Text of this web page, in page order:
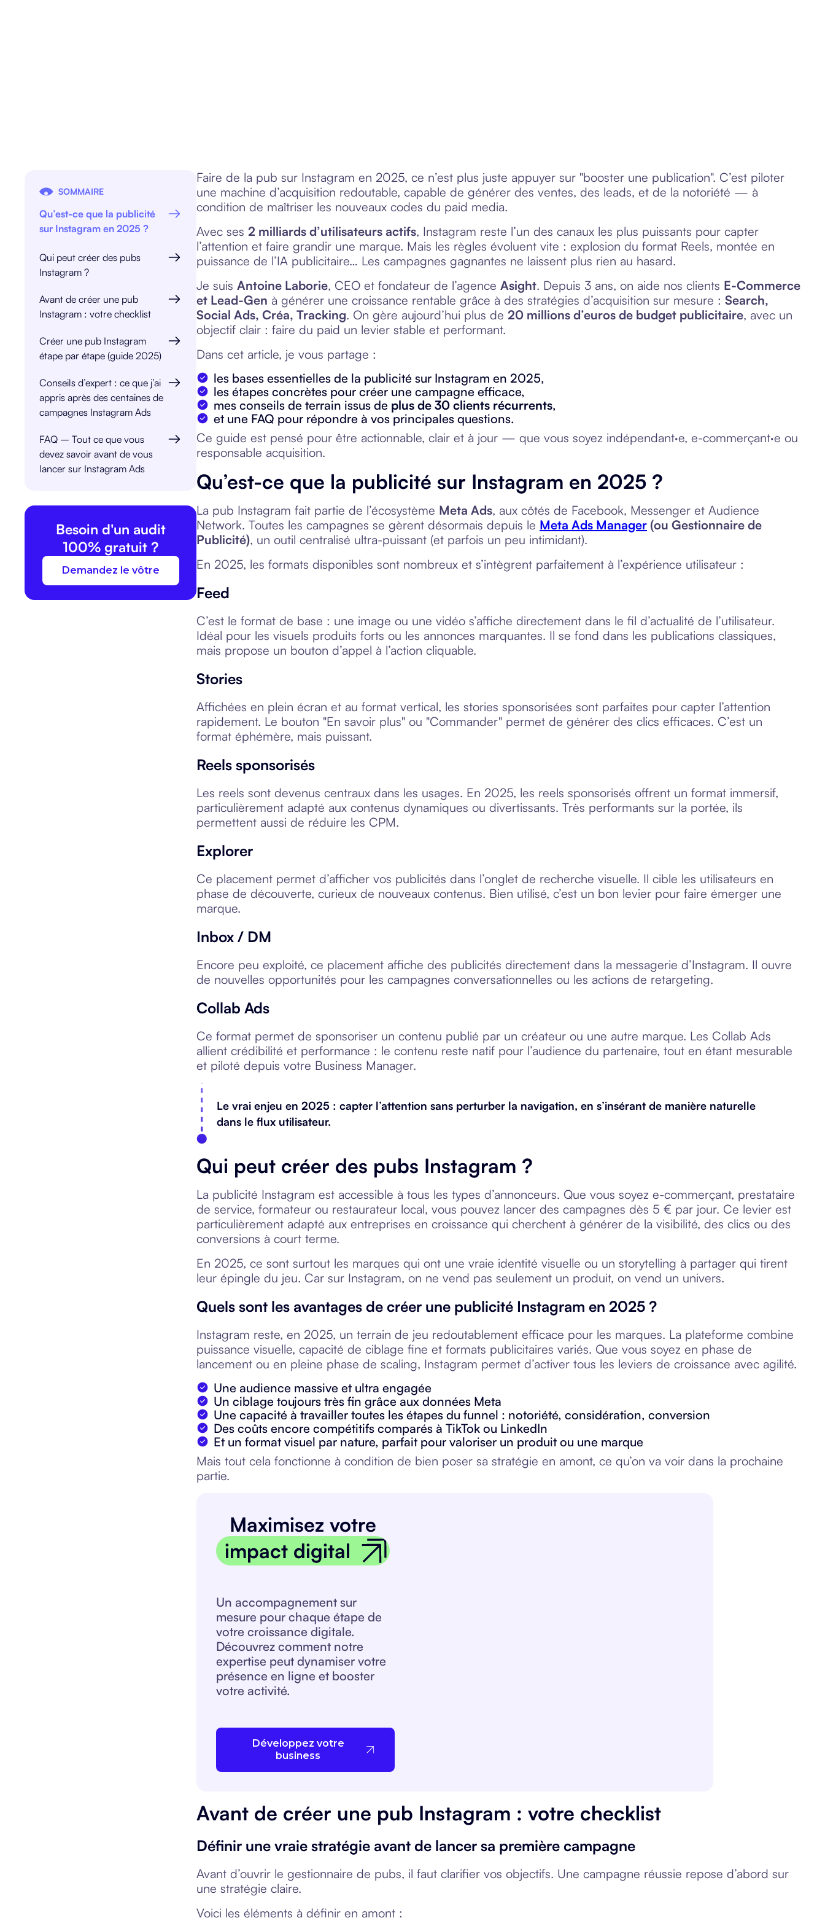
SOMMAIRE
Qu’est-ce que la publicité
sur Instagram en 2025 ?
Qui peut créer des pubs
Instagram ?
Avant de créer une pub
Instagram : votre checklist
Créer une pub Instagram
étape par étape (guide 2025)
Conseils d’expert : ce que j’ai
appris après des centaines de
campagnes Instagram Ads
FAQ – Tout ce que vous
devez savoir avant de vous
lancer sur Instagram Ads
Besoin d'un audit
100% gratuit ?
Demandez le vôtre
Faire de la pub sur Instagram en 2025, ce n’est plus juste appuyer sur "booster une publication". C’est piloter
une machine d’acquisition redoutable, capable de générer des ventes, des leads, et de la notoriété — à
condition de maîtriser les nouveaux codes du paid media.
Avec ses 2 milliards d’utilisateurs actifs, Instagram reste l’un des canaux les plus puissants pour capter
l’attention et faire grandir une marque. Mais les règles évoluent vite : explosion du format Reels, montée en
puissance de l’IA publicitaire… Les campagnes gagnantes ne laissent plus rien au hasard.
Je suis Antoine Laborie, CEO et fondateur de l’agence Asight. Depuis 3 ans, on aide nos clients E-Commerce
et Lead-Gen à générer une croissance rentable grâce à des stratégies d’acquisition sur mesure : Search,
Social Ads, Créa, Tracking. On gère aujourd’hui plus de 20 millions d’euros de budget publicitaire, avec un
objectif clair : faire du paid un levier stable et performant.
Dans cet article, je vous partage :
les bases essentielles de la publicité sur Instagram en 2025,
les étapes concrètes pour créer une campagne efficace,
mes conseils de terrain issus de plus de 30 clients récurrents,
et une FAQ pour répondre à vos principales questions.
Ce guide est pensé pour être actionnable, clair et à jour — que vous soyez indépendant·e, e-commerçant·e ou
responsable acquisition.
Qu’est-ce que la publicité sur Instagram en 2025 ?
La pub Instagram fait partie de l’écosystème Meta Ads, aux côtés de Facebook, Messenger et Audience
Network. Toutes les campagnes se gèrent désormais depuis le Meta Ads Manager (ou Gestionnaire de
Publicité), un outil centralisé ultra-puissant (et parfois un peu intimidant).
En 2025, les formats disponibles sont nombreux et s’intègrent parfaitement à l’expérience utilisateur :
Feed
C’est le format de base : une image ou une vidéo s’affiche directement dans le fil d’actualité de l’utilisateur.
Idéal pour les visuels produits forts ou les annonces marquantes. Il se fond dans les publications classiques,
mais propose un bouton d’appel à l’action cliquable.
Stories
Affichées en plein écran et au format vertical, les stories sponsorisées sont parfaites pour capter l’attention
rapidement. Le bouton "En savoir plus" ou "Commander" permet de générer des clics efficaces. C’est un
format éphémère, mais puissant.
Reels sponsorisés
Les reels sont devenus centraux dans les usages. En 2025, les reels sponsorisés offrent un format immersif,
particulièrement adapté aux contenus dynamiques ou divertissants. Très performants sur la portée, ils
permettent aussi de réduire les CPM.
Explorer
Ce placement permet d’afficher vos publicités dans l’onglet de recherche visuelle. Il cible les utilisateurs en
phase de découverte, curieux de nouveaux contenus. Bien utilisé, c’est un bon levier pour faire émerger une
marque.
Inbox / DM
Encore peu exploité, ce placement affiche des publicités directement dans la messagerie d’Instagram. Il ouvre
de nouvelles opportunités pour les campagnes conversationnelles ou les actions de retargeting.
Collab Ads
Ce format permet de sponsoriser un contenu publié par un créateur ou une autre marque. Les Collab Ads
allient crédibilité et performance : le contenu reste natif pour l’audience du partenaire, tout en étant mesurable
et piloté depuis votre Business Manager.
Le vrai enjeu en 2025 : capter l’attention sans perturber la navigation, en s’insérant de manière naturelle
dans le flux utilisateur.
Qui peut créer des pubs Instagram ?
La publicité Instagram est accessible à tous les types d’annonceurs. Que vous soyez e-commerçant, prestataire
de service, formateur ou restaurateur local, vous pouvez lancer des campagnes dès 5 € par jour. Ce levier est
particulièrement adapté aux entreprises en croissance qui cherchent à générer de la visibilité, des clics ou des
conversions à court terme.
En 2025, ce sont surtout les marques qui ont une vraie identité visuelle ou un storytelling à partager qui tirent
leur épingle du jeu. Car sur Instagram, on ne vend pas seulement un produit, on vend un univers.
Quels sont les avantages de créer une publicité Instagram en 2025 ?
Instagram reste, en 2025, un terrain de jeu redoutablement efficace pour les marques. La plateforme combine
puissance visuelle, capacité de ciblage fine et formats publicitaires variés. Que vous soyez en phase de
lancement ou en pleine phase de scaling, Instagram permet d’activer tous les leviers de croissance avec agilité.
Une audience massive et ultra engagée
Un ciblage toujours très fin grâce aux données Meta
Une capacité à travailler toutes les étapes du funnel : notoriété, considération, conversion
Des coûts encore compétitifs comparés à TikTok ou LinkedIn
Et un format visuel par nature, parfait pour valoriser un produit ou une marque
Mais tout cela fonctionne à condition de bien poser sa stratégie en amont, ce qu’on va voir dans la prochaine
partie.
Maximisez votre
impact digital
Un accompagnement sur
mesure pour chaque étape de
votre croissance digitale.
Découvrez comment notre
expertise peut dynamiser votre
présence en ligne et booster
votre activité.
Développez votre
business
Avant de créer une pub Instagram : votre checklist
Définir une vraie stratégie avant de lancer sa première campagne
Avant d’ouvrir le gestionnaire de pubs, il faut clarifier vos objectifs. Une campagne réussie repose d’abord sur
une stratégie claire.
Voici les éléments à définir en amont :